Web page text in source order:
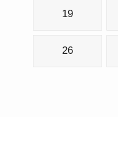
19
26